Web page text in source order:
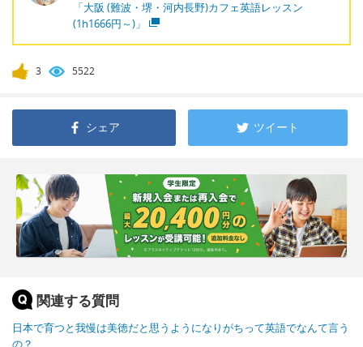
「大阪 (難波・堺・河内長野)カフェ英語レッスン
(1h1666円～)」
3 5522
シェア ツイート
関連する質問
日本で育つと我慢は美徳だと思うようになりがちって英語でなんて言う
の？